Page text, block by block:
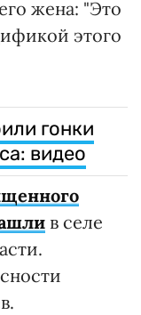
жена: "Это
этого
гонки
видео
в селе